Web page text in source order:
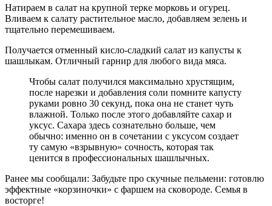
Натираем в салат на крупной терке морковь и огурец.
Вливаем к салату растительное масло, добавляем зелень и
тщательно перемешиваем.
Получается отменный кисло-сладкий салат из капусты к
шашлыкам. Отличный гарнир для любого вида мяса.
Чтобы салат получился максимально хрустящим,
после нарезки и добавления соли помните капусту
руками ровно 30 секунд, пока она не станет чуть
влажной. Только после этого добавляйте сахар и
уксус. Сахара здесь сознательно больше, чем
обычно: именно он в сочетании с уксусом создает
ту самую «взрывную» сочность, которая так
ценится в профессиональных шашлычных.
Ранее мы сообщали: Забудьте про скучные пельмени: готовлю
эффектные «корзиночки» с фаршем на сковороде. Семья в
восторге!